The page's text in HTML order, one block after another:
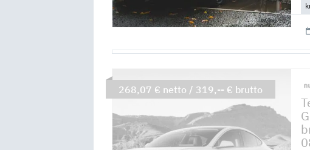
268,07 € netto / 319,-- € brutto